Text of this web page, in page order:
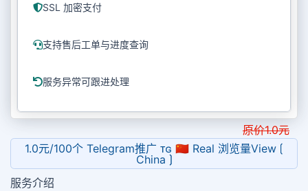
SSL 加密支付
支持售后工单与进度查询
服务异常可跟进处理
原价1.0元
1.0元/100个 Telegram推广 ᴛɢ 🇨🇳 Real 浏览量View ⟮
China ⟯
服务介绍